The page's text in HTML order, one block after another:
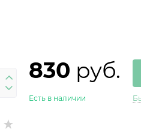
830 руб.
Есть в наличии